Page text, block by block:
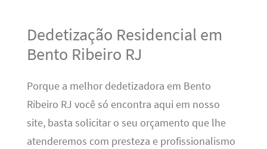
Dedetização Residencial em
Bento Ribeiro RJ
Porque a melhor dedetizadora em Bento
Ribeiro RJ você só encontra aqui em nosso
site, basta solicitar o seu orçamento que lhe
atenderemos com presteza e profissionalismo